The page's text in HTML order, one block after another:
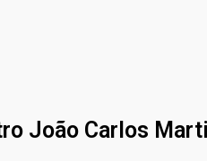
João Carlos